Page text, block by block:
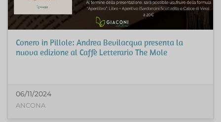
Conero in Pillole: Andrea Bevilacqua presenta la
nuova edizione al Caffè Letterario The Mole
06/11/2024
ANCONA